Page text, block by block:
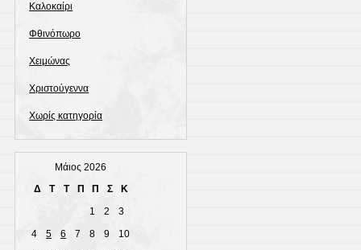
Καλοκαίρι
Φθινόπωρο
Χειμώνας
Χριστούγεννα
Χωρίς κατηγορία
Μάιος 2026
Δ
Τ Τ Π Π Σ
Κ
1
2
3
4
5 6 7 8 9
10